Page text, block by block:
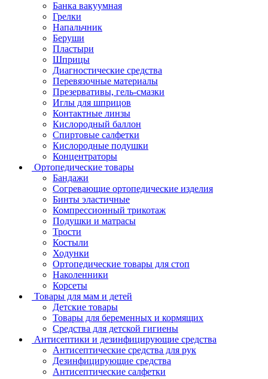
Банка вакуумная
Грелки
Напальчник
Беруши
Пластыри
Шприцы
Диагностические средства
Перевязочные материалы
Презервативы, гель-смазки
Иглы для шприцов
Контактные линзы
Кислородный баллон
Спиртовые салфетки
Кислородные подушки
Концентраторы
Ортопедические товары
Бандажи
Согревающие ортопедические изделия
Бинты эластичные
Компрессионный трикотаж
Подушки и матрасы
Трости
Костыли
Ходунки
Ортопедические товары для стоп
Наколенники
Корсеты
Товары для мам и детей
Детские товары
Товары для беременных и кормящих
Средства для детской гигиены
Антисептики и дезинфицирующие средства
Антисептические средства для рук
Дезинфицирующие средства
Антисептические салфетки